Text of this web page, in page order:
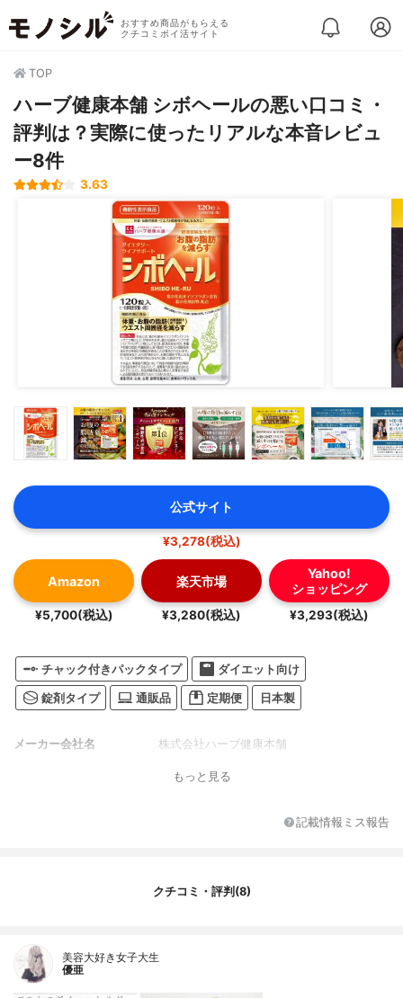
おすすめ商品がもらえる
クチコミポイ活サイト
TOP
ハーブ健康本舗 シボヘールの悪い口コミ・
評判は？実際に使ったリアルな本音レビュ
ー8件
3.63
公式サイト
¥3,278(税込)
Amazon
¥5,700(税込)
楽天市場
¥3,280(税込)
Yahoo!
ショッピング
¥3,293(税込)
チャック付きパックタイプ ダイエット向け
錠剤タイプ 通販品 定期便 日本製
メーカー会社名 株式会社ハーブ健康本舗
もっと見る
記載情報ミス報告
クチコミ・評判(8)
美容大好き女子大生
優亜